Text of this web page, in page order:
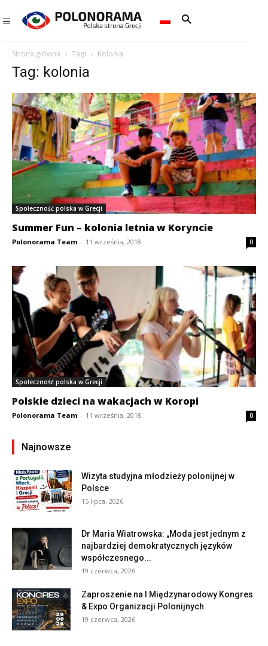
Strona główna Tagi Kolonia
Tag: kolonia
Społeczność polska w Grecji
Summer Fun – kolonia letnia w Koryncie
Polonorama Team - 11 września, 2018 0
Społeczność polska w Grecji
Polskie dzieci na wakacjach w Koropi
Polonorama Team - 11 września, 2018 0
Najnowsze
Wizyta studyjna młodzieży polonijnej w
Polsce
15 lipca, 2026
Dr Maria Wiatrowska: „Moda jest jednym z
najbardziej demokratycznych języków
współczesnego...
19 czerwca, 2026
Zaproszenie na I Międzynarodowy Kongres
& Expo Organizacji Polonijnych
19 czerwca, 2026